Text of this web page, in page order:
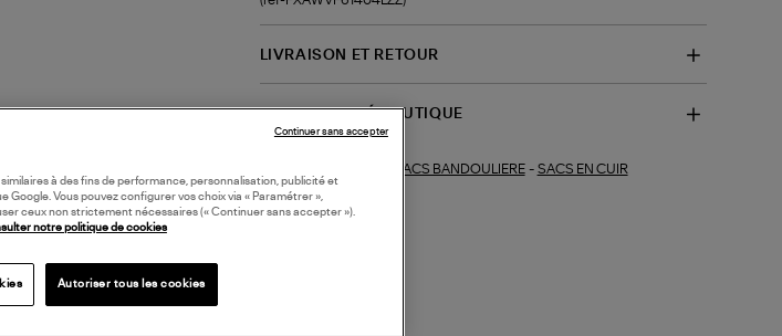
LIVRAISON ET RETOUR
DISPONIBILITÉ BOUTIQUE
SACS BANDOULIERE- SACS EN CUIR
à des fins de performance, personnalisation, publicité et
Vous pouvez configurer vos choix via « Paramétrer »,
ceux non strictement nécessaires (« Continuer sans accepter »).
notre politique de cookies
Autoriser tous les cookies
Continuer sans accepter